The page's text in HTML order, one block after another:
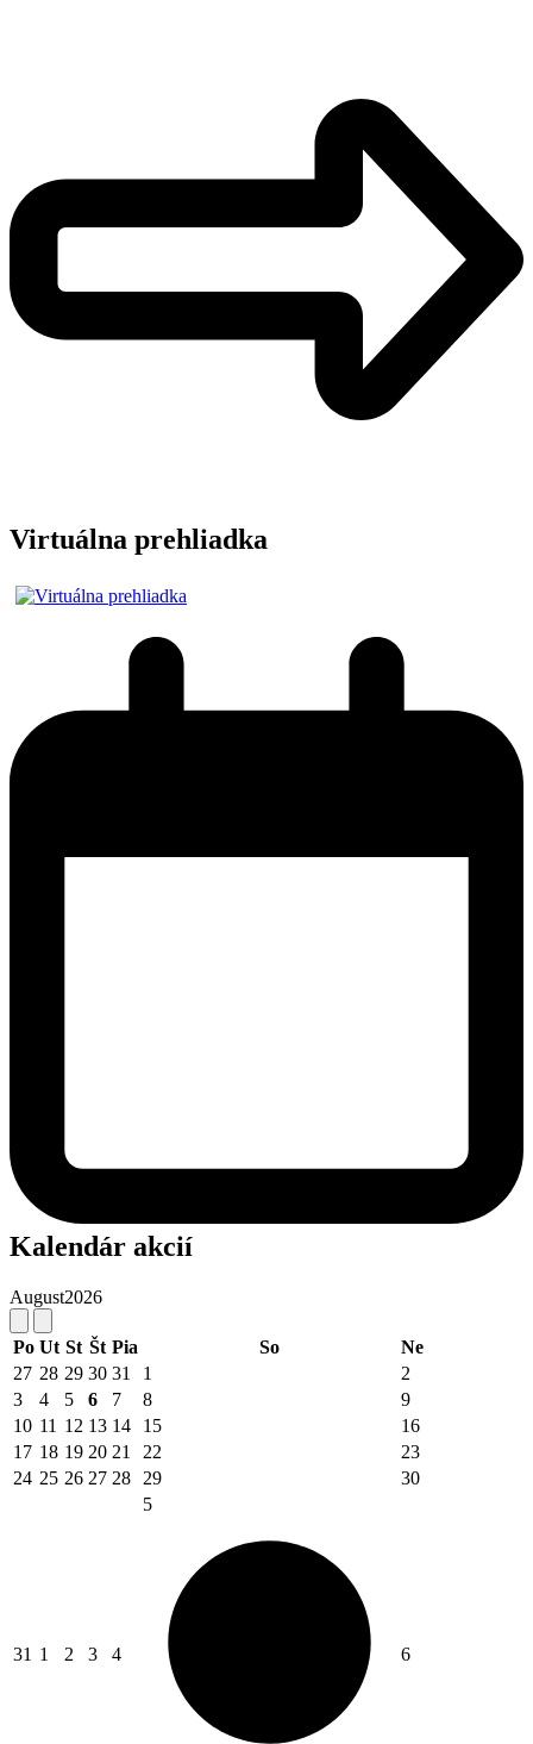
Virtuálna prehliadka
Kalendár akcií
August2026
Po Ut St Št Pia So
Ne
27 28 29 30 31 1
2
3
4 5 6 7 8
9
10 11 12 13 14 15
16
17 18 19 20 21 22
23
24 25 26 27 28 29 30
31 1 2 3 4
5
6